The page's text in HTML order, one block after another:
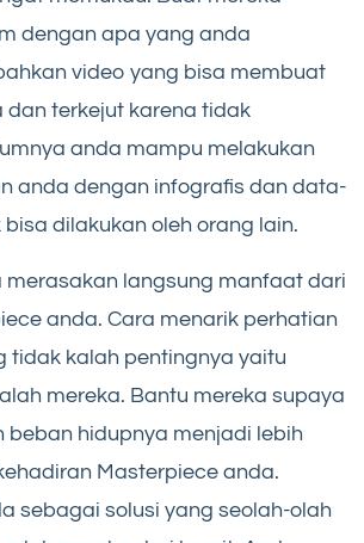
dengan apa yang anda
video yang bisa membuat
dan terkejut karena tidak
anda mampu melakukan
anda dengan infografis dan data-
dilakukan oleh orang lain.
merasakan langsung manfaat dari
anda. Cara menarik perhatian
tidak kalah pentingnya yaitu
mereka. Bantu mereka supaya
beban hidupnya menjadi lebih
Masterpiece anda.
sebagai solusi yang seolah-olah